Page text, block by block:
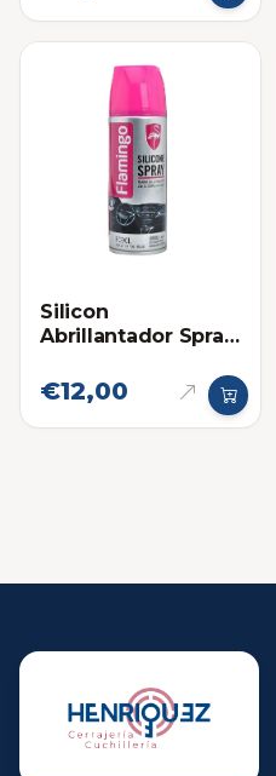
Silicon
Abrillantador Spray
Flamingo
€12,00